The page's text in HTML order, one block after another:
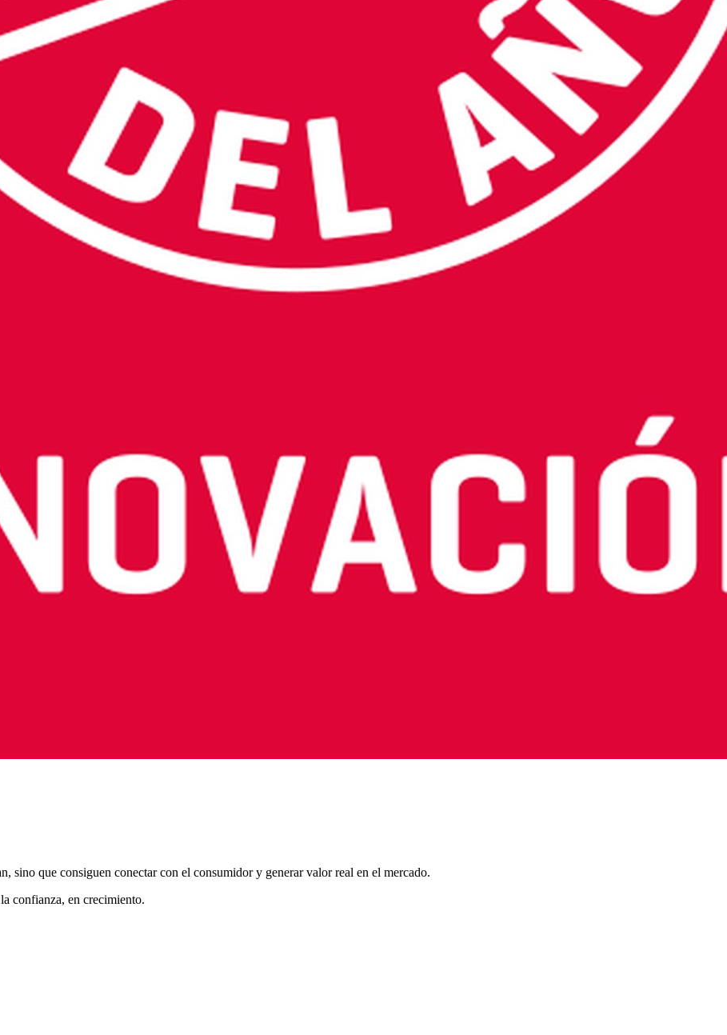
sino que consiguen conectar con el consumidor y generar valor real en el mercado.
confianza, en crecimiento.